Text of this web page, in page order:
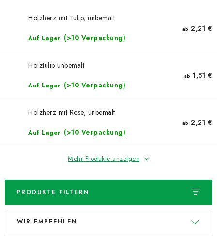
Holzherz mit Tulip, unbemalt
Auf Lager (>10 Verpackung)
ab 2,21 €
Holztulip unbemalt
Auf Lager (>10 Verpackung)
ab 1,51 €
Holzherz mit Rose, unbemalt
Auf Lager (>10 Verpackung)
ab 2,21 €
Mehr Produkte anzeigen
PRODUKTE FILTERN
L
P WIR EMPFEHLEN